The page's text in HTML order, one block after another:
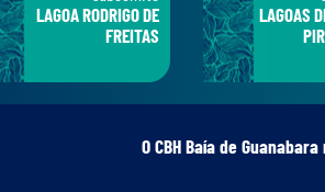
LAGOA RODRIGO DE
FREITAS
LAGOAS
O CBH Baía de